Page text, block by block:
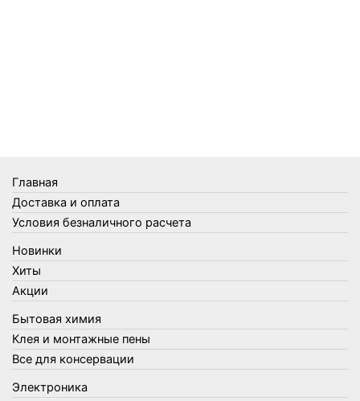
Главная
Доставка и оплата
Условия безналичного расчета
Новинки
Хиты
Акции
Бытовая химия
Клея и монтажные пены
Все для консервации
Электроника